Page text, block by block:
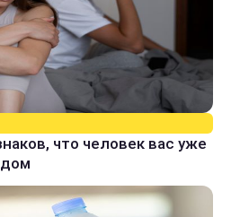
что человек вас уже